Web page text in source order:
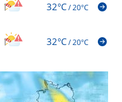
32°C/20°C
32°C/20°C